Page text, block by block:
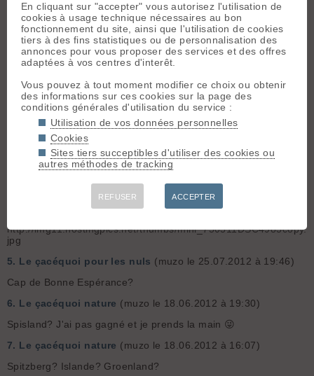
délais retour ABS(muzo le 27.02.2015 à 15:49)
Envoyé le 19 janvier, retour le 26 février
Donne information sur splitboard Voilé(muzo le
02.04.2013 à 21:59)
+1 pour vanter les mérites de la marque et des produits Voilé
(produit abouti et éprouvé, rapidité des envois, sérieux).
J'avais commandé sur le site US des couteaux et ils avaient
oublié de joindre au colis un axe/goupille. Je me retrouva...
Le çacéquoi pour les nuls
Oui ! Dents de la Portetta, aiguille de Mey C'est à toi Yves.
Le çacéquoi pour les nuls
(muzo le 27.07.2012 à 09:00)
Pour avoir été en septembre à cette pointe sud, c'était les 4
http://img11.hostingpics.net/thumbs/mini_750511DSC4985copy.
jpg
5. Le çacéquoi pour les nuls (muzo le 25.07.2012 à 19:46)
Cap de Bonne Espérance?
6. Le çacéquoi nature (muzo le 18.06.2012 à 19:30)
Spisland? J'ai pas gagné et je prends la main 😜
7. Le çacéquoi nature (muzo le 18.06.2012 à 16:07)
Spitzberg? Islande? Groenland?
En cliquant sur "accepter" vous autorisez l'utilisation de
cookies à usage technique nécessaires au bon
fonctionnement du site, ainsi que l'utilisation de cookies
tiers à des fins statistiques ou de personnalisation des
annonces pour vous proposer des services et des offres
adaptées à vos centres d'interêt.
Vous pouvez à tout moment modifier ce choix ou obtenir
des informations sur ces cookies sur la page des
conditions générales d'utilisation du service :
Utilisation de vos données personnelles
Cookies
Sites tiers succeptibles d'utiliser des cookies ou
autres méthodes de tracking
REFUSER ACCEPTER